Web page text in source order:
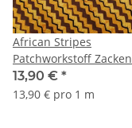
African Stripes
Patchworkstoff Zacken
braun, orange
13,90 € *
13,90 € pro 1 m